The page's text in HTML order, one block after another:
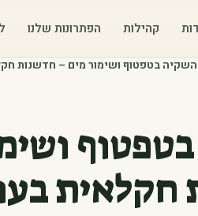
קהילות הפתרונות שלנו
השקיה בטפטוף ושימור מים – חדשנות
חקלאית